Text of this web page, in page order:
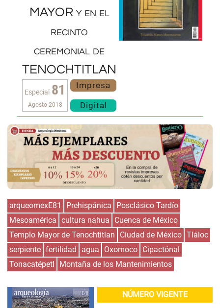
MAYOR y en el
recinto
ceremonial de
TENOCHTITLAN
Especial 81
Agosto 2018
Impresa
Digital
arqueomexE81 Prehispánica
Posclásico Tardío
Mesoamérica cultura nahua
Cuenca de México
Templo Mayor de Tenochtitlan
Ciudad de México Tláloc
serpiente fertilidad agua Oxomoco Cipactónal
Tonacatépetl
Montaña de los Mantenimientos
NÚMERO VIGENTE